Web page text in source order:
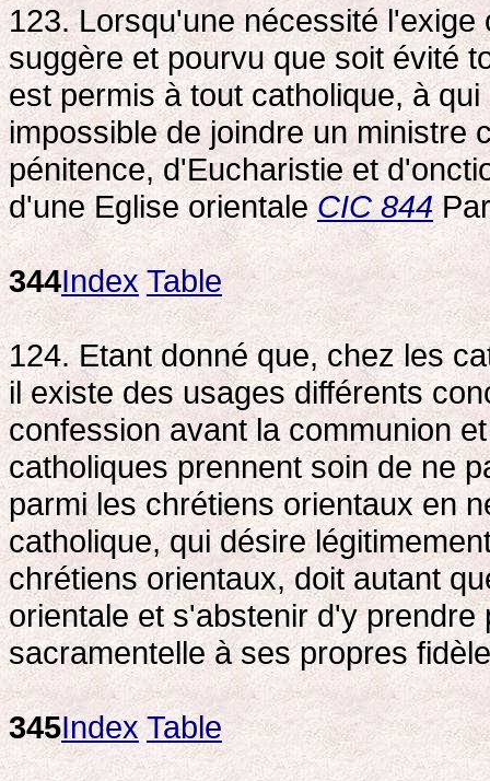
123. Lorsqu'une nécessité
suggère et pourvu que soit évité
est permis à tout catholique, à
impossible de joindre un ministre
pénitence, d'Eucharistie et
d'une Eglise orientaleCIC 844
344Index Table
124. Etant donné que, chez les
il existe des usages différents
confession avant la communion
catholiques prennent soin de ne
parmi les chrétiens orientaux en
catholique, qui désire
chrétiens orientaux, doit autant
orientale et s'abstenir d'y
sacramentelle à ses propres
345Index Table